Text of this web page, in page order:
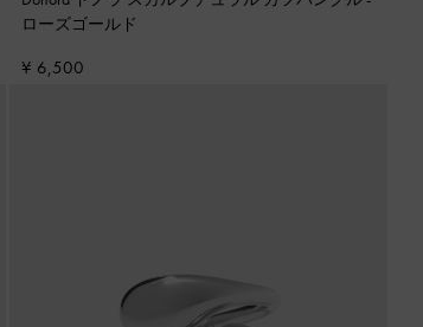
ローズゴールド
¥ 6,500